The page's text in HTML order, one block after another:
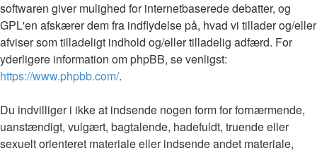
softwaren giver mulighed for internetbaserede debatter, og
GPL'en afskærer dem fra indflydelse på, hvad vi tillader og/eller
afviser som tilladeligt indhold og/eller tilladelig adfærd. For
yderligere information om phpBB, se venligst:
https://www.phpbb.com/.
Du indvilliger i ikke at indsende nogen form for fornærmende,
uanstændigt, vulgært, bagtalende, hadefuldt, truende eller
sexuelt orienteret materiale eller indsende andet materiale,